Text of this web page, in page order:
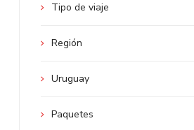
Tipo de viaje
Región
Uruguay
Paquetes